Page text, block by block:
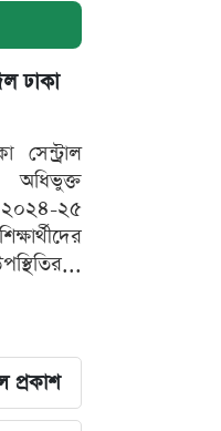
ঢাকা
সেন্ট্রাল
২৫
প্রকাশ